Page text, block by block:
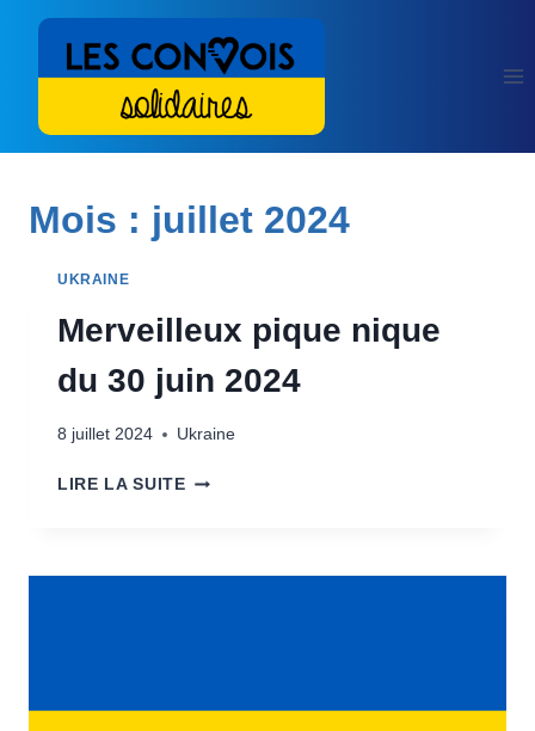
contenu
Mois : juillet 2024
UKRAINE
Merveilleux pique nique
du 30 juin 2024
8 juillet 2024 Ukraine
LIRE LA SUITEMERVEILLEUX
30